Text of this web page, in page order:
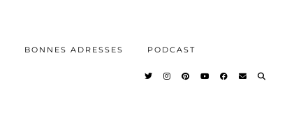
BONNES ADRESSES PODCAST